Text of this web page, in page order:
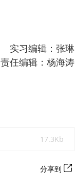
实习编辑：张琳
责任编辑：杨海涛
17.3Kb
分享到